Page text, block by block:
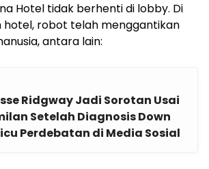
Hotel tidak berhenti di lobby. Di
hotel, robot telah menggantikan
antara lain:
Ridgway Jadi Sorotan Usai
Setelah Diagnosis Down
Perdebatan di Media Sosial